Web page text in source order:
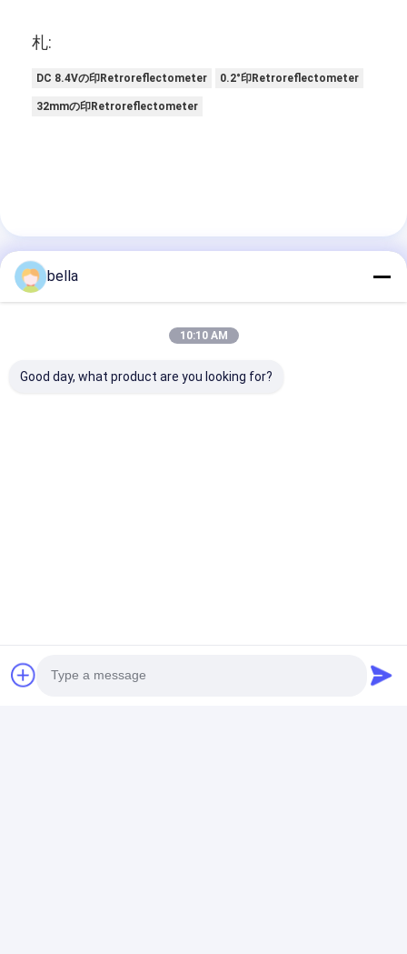
札:
DC 8.4Vの印Retroreflectometer 0.2°印Retroreflectometer
32mmの印Retroreflectometer
bella
10:10 AM
Good day, what product are you looking for?